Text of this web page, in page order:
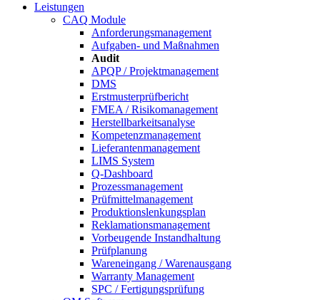
Leistungen
CAQ Module
Anforderungsmanagement
Aufgaben- und Maßnahmen
Audit
APQP / Projektmanagement
DMS
Erstmusterprüfbericht
FMEA / Risikomanagement
Herstellbarkeitsanalyse
Kompetenzmanagement
Lieferantenmanagement
LIMS System
Q-Dashboard
Prozessmanagement
Prüfmittelmanagement
Produktionslenkungsplan
Reklamationsmanagement
Vorbeugende Instandhaltung
Prüfplanung
Wareneingang / Warenausgang
Warranty Management
SPC / Fertigungsprüfung